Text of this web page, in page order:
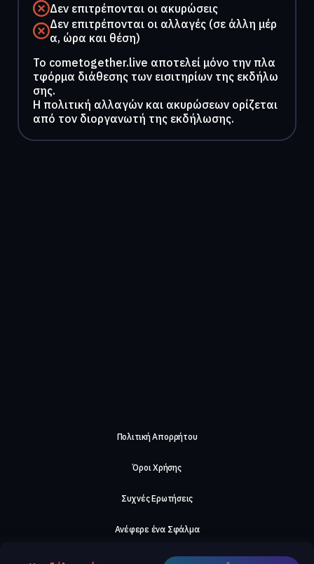
Δεν επιτρέπονται οι ακυρώσεις
Δεν επιτρέπονται οι αλλαγές (σε άλλη μέρ
α, ώρα και θέση)
To cometogether.live αποτελεί μόνο την πλα
τφόρμα διάθεσης των εισιτηρίων της εκδήλω
σης.
Η πολιτική αλλαγών και ακυρώσεων ορίζεται
από τον διοργανωτή της εκδήλωσης.
Πολιτική Απορρήτου
Όροι Χρήσης
Συχνές Ερωτήσεις
Ανέφερε ένα Σφάλμα
Σχετικά με μας